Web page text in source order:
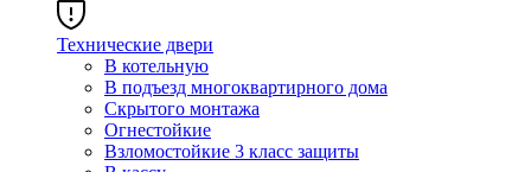
Технические двери
В котельную
В подъезд многоквартирного дома
Скрытого монтажа
Огнестойкие
Взломостойкие 3 класс защиты